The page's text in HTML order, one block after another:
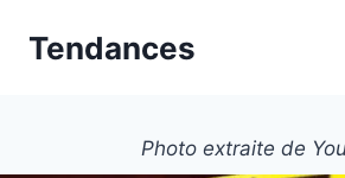
Tendances
Photo extraite de